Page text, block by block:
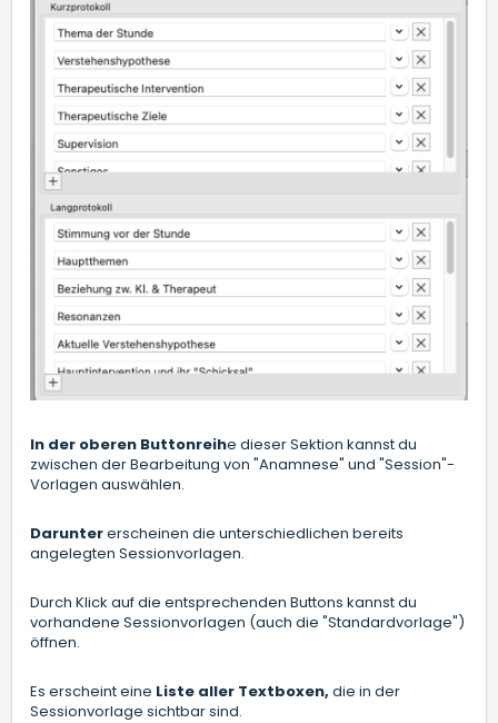
In der oberen Buttonreihe dieser Sektion kannst du
zwischen der Bearbeitung von "Anamnese" und "Session"-
Vorlagen auswählen.
Daruntererscheinen die unterschiedlichen bereits
angelegten Sessionvorlagen.
Durch Klick auf die entsprechenden Buttons kannst du
vorhandene Sessionvorlagen (auch die "Standardvorlage")
öffnen.
Es erscheint eine Liste aller Textboxen, die in der
Sessionvorlage sichtbar sind.